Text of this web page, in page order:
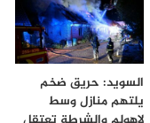
السويد: حريق ضخم
يلتهم منازل وسط